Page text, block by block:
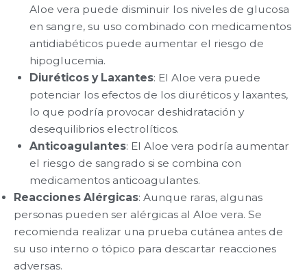
Aloe vera puede disminuir los niveles de glucosa
en sangre, su uso combinado con medicamentos
antidiabéticos puede aumentar el riesgo de
hipoglucemia.
Diuréticos y Laxantes: El Aloe vera puede
potenciar los efectos de los diuréticos y laxantes,
lo que podría provocar deshidratación y
desequilibrios electrolíticos.
Anticoagulantes: El Aloe vera podría aumentar
el riesgo de sangrado si se combina con
medicamentos anticoagulantes.
Reacciones Alérgicas: Aunque raras, algunas
personas pueden ser alérgicas al Aloe vera. Se
recomienda realizar una prueba cutánea antes de
su uso interno o tópico para descartar reacciones
adversas.